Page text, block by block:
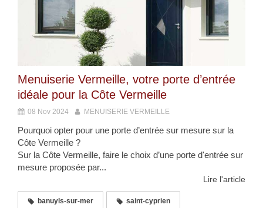
Menuiserie Vermeille, votre porte d’entrée
idéale pour la Côte Vermeille
08 Nov 2024 MENUISERIE VERMEILLE
Pourquoi opter pour une porte d’entrée sur mesure sur la
Côte Vermeille ?
Sur la Côte Vermeille, faire le choix d’une porte d'entrée sur
mesure proposée par...
Lire l'article
banuyls-sur-mer saint-cyprien